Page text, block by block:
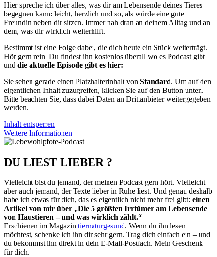
Hier spreche ich über alles, was dir am Lebensende deines Tieres
begegnen kann: leicht, herzlich und so, als würde eine gute
Freundin neben dir sitzen. Immer nah dran an deinem Alltag und an
dem, was dir wirklich weiterhilft.
Bestimmt ist eine Folge dabei, die dich heute ein Stück weiterträgt.
Hör gern rein. Du findest ihn kostenlos überall wo es Podcast gibt
und die aktuelle Episode gibt es hier:
Sie sehen gerade einen Platzhalterinhalt von Standard. Um auf den
eigentlichen Inhalt zuzugreifen, klicken Sie auf den Button unten.
Bitte beachten Sie, dass dabei Daten an Drittanbieter weitergegeben
werden.
Inhalt entsperren
Weitere Informationen
DU LIEST LIEBER ?
Vielleicht bist du jemand, der meinen Podcast gern hört. Vielleicht
aber auch jemand, der Texte lieber in Ruhe liest. Und genau deshalb
habe ich etwas für dich, das es eigentlich nicht mehr frei gibt: einen
Artikel von mir über „Die 5 größten Irrtümer am Lebensende
von Haustieren – und was wirklich zählt.“
Erschienen im Magazin tiernaturgesund. Wenn du ihn lesen
möchtest, schenke ich ihn dir sehr gern. Trag dich einfach ein – und
du bekommst ihn direkt in dein E-Mail-Postfach. Mein Geschenk
für dich.